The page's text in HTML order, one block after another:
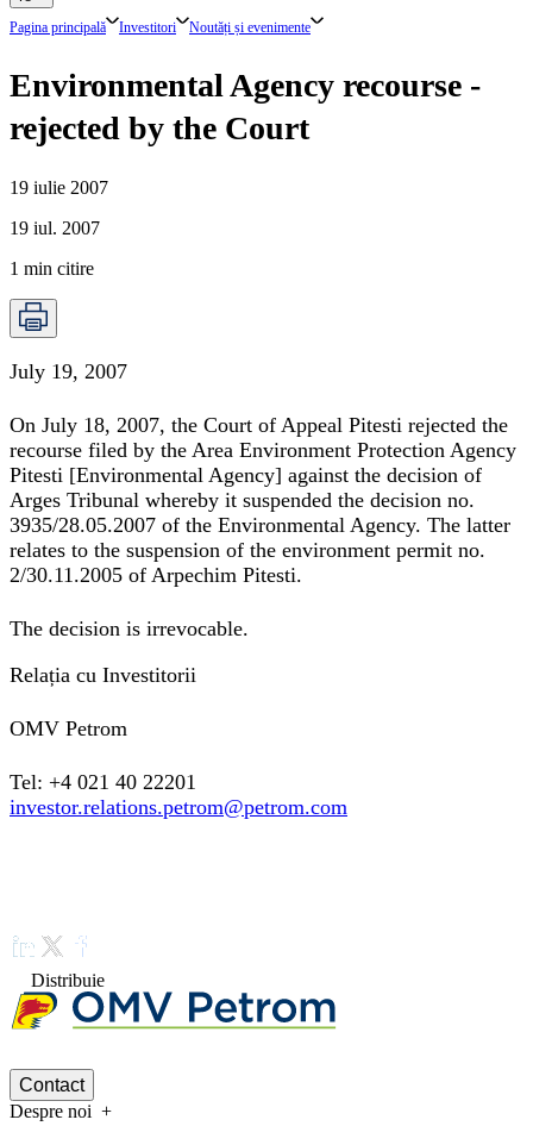
Pagina principală Investitori Noutăți și evenimente
Environmental Agency recourse -
rejected by the Court
19 iulie 2007
19 iul. 2007
1 min citire
July 19, 2007
On July 18, 2007, the Court of Appeal Pitesti rejected the
recourse filed by the Area Environment Protection Agency
Pitesti [Environmental Agency] against the decision of
Arges Tribunal whereby it suspended the decision no.
3935/28.05.2007 of the Environmental Agency. The latter
relates to the suspension of the environment permit no.
2/30.11.2005 of Arpechim Pitesti.
The decision is irrevocable.
Relația cu Investitorii
OMV Petrom
Tel: +4 021 40 22201
investor.relations.petrom@petrom.com
Distribuie
Contact
Despre noi